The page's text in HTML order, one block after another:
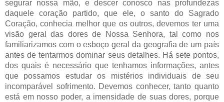
segurar nossa mão, e descer conosco nas profundezas
daquele coração partido, que ele, o santo do Sagrado
Coração, conhecia melhor que os outros, devemos ter uma
visão geral das dores de Nossa Senhora, tal como nos
familiarizamos com o esboço geral da geografia de um país
antes de tentarmos dominar seus detalhes. Há sete pontos,
dos quais é necessário que tenhamos informações, antes
que possamos estudar os mistérios individuais de seu
incomparável sofrimento. Devemos conhecer, tanto quanto
está em nosso poder, a imensidade de suas dores, porque